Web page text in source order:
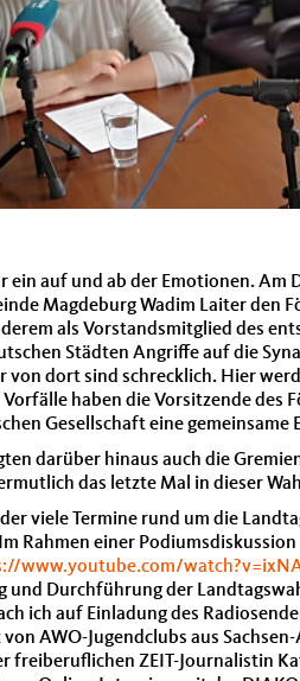
ein auf und ab der Emotionen.
Magdeburg Wadim Laiter den
als Vorstandsmitglied des
Städten Angriffe auf die
von dort sind schrecklich. Hier
haben die Vorsitzende des
Gesellschaft eine
darüber hinaus auch die
das letzte Mal in dieser
viele Termine rund um die
Rahmen einer
www.youtube.com/
und Durchführung der
ich auf Einladung des
AWO-Jugendclubs aus
freiberuflichen ZEIT-Journalistin